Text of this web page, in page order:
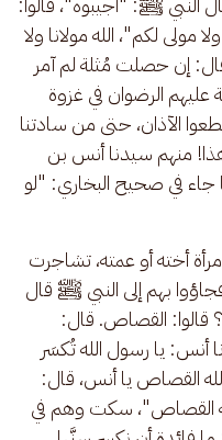
مولى لكم"، الله مولانا ولا
إن حصلت مُثلة لم آمر
عليهم الرضوان في غزوة
الآذان، حتى من سادتنا
منهم سيدنا أنس بن
جاء في صحيح البخاري: "لو
أخته أو عمته، تشاجرت
بهم إلى النبي ﷺ قال
القصاص. قال:
أنس: يا رسول الله تُكسَر
القصاص يا أنس، قال:
القصاص"، سكت وهم في